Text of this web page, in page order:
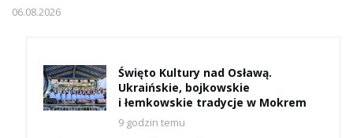
06.08.2026
Święto Kultury nad Osławą.
Ukraińskie, bojkowskie
i łemkowskie tradycje w Mokrem
9 godzin temu